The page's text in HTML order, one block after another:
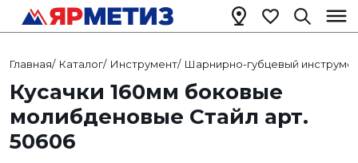
Главная/ Каталог/ Инструмент/ Шарнирно-губцевый
Кусачки 160мм боковые
молибденовые Стайл арт.
50606